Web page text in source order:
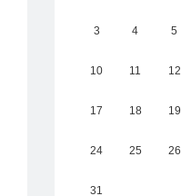
3 4 5
10 11 12
17 18 19
24 25 26
31